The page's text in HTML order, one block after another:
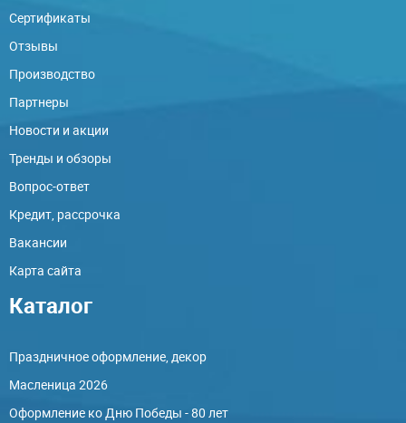
Сертификаты
Отзывы
Производство
Партнеры
Новости и акции
Тренды и обзоры
Вопрос-ответ
Кредит, рассрочка
Вакансии
Карта сайта
Каталог
Праздничное оформление, декор
Масленица 2026
Оформление ко Дню Победы - 80 лет